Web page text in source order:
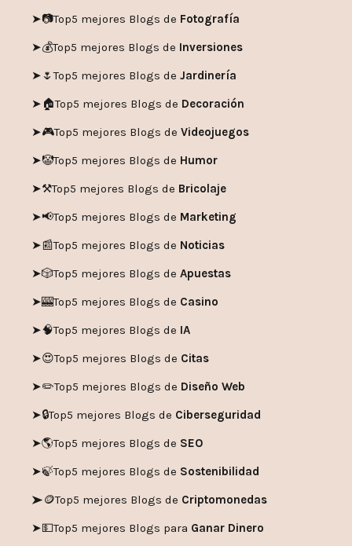
➤📷Top5 mejores Blogs de Fotografía
➤💰Top5 mejores Blogs de Inversiones
➤🌷Top5 mejores Blogs de Jardinería
➤🏠Top5 mejores Blogs de Decoración
➤🎮Top5 mejores Blogs de Videojuegos
➤🤡Top5 mejores Blogs de Humor
➤⚒️Top5 mejores Blogs de Bricolaje
➤📢Top5 mejores Blogs de Marketing
➤📰Top5 mejores Blogs de Noticias
➤🎲Top5 mejores Blogs de Apuestas
➤🎰Top5 mejores Blogs de Casino
➤🧠Top5 mejores Blogs de IA
➤😍Top5 mejores Blogs de Citas
➤✏️Top5 mejores Blogs de Diseño Web
➤🔒Top5 mejores Blogs de Ciberseguridad
➤🌎Top5 mejores Blogs de SEO
➤🍃Top5 mejores Blogs de Sostenibilidad
➤🪙Top5 mejores Blogs de Criptomonedas
➤💵Top5 mejores Blogs para Ganar Dinero